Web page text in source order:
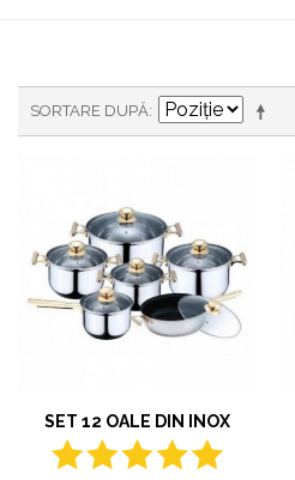
SORTARE DUPĂ
SET 12 OALE DIN INOX